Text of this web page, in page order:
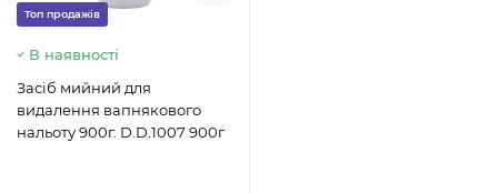
Топ продажів
В наявності
Засіб мийний для
видалення вапнякового
нальоту 900г. D.D.1007 900г